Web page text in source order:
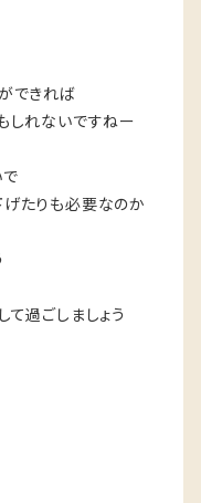
できれば
しれないですねー
たりも必要なのか
過ごしましょう